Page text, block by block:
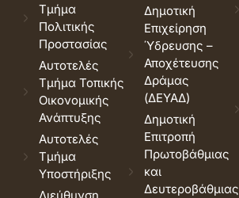
Τμήμα
Πολιτικής
Προστασίας
Αυτοτελές
Τμήμα Τοπικής
Οικονομικής
Ανάπτυξης
Αυτοτελές
Τμήμα
Υποστήριξης
Δημοτική
Επιχείρηση
Ύδρευσης –
Αποχέτευσης
Δράμας
(ΔΕΥΑΔ)
Δημοτική
Επιτροπή
Πρωτοβάθμιας
και
Δευτεροβάθμιας